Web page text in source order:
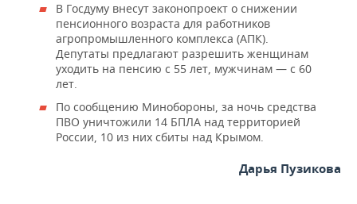
В Госдуму внесут законопроект о снижении
пенсионного возраста для работников
агропромышленного комплекса (АПК).
Депутаты предлагают разрешить женщинам
уходить на пенсию с 55 лет, мужчинам — с 60
лет.
По сообщению Минобороны, за ночь средства
ПВО уничтожили 14 БПЛА над территорией
России, 10 из них сбиты над Крымом.
Дарья Пузикова